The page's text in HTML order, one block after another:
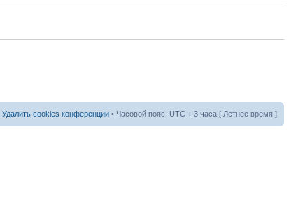
Удалить cookies конференции • Часовой пояс: UTC + 3 часа [ Летнее время ]